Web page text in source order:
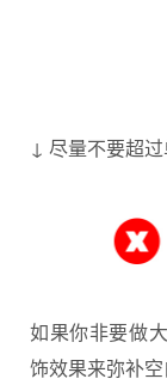
↓ 尽量不要超
如果你非要做
饰效果来弥补空